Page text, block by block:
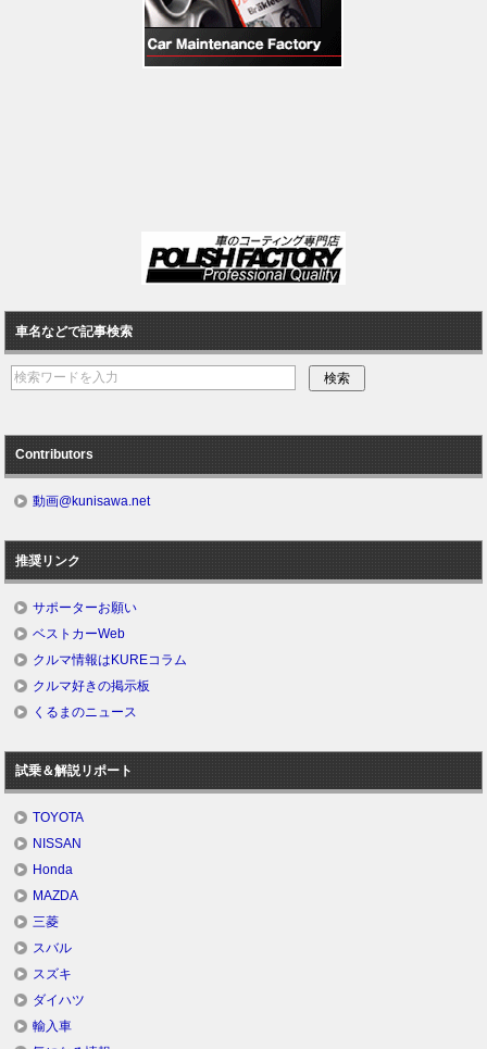
車名などで記事検索
Contributors
動画@kunisawa.net
推奨リンク
サポーターお願い
ベストカーWeb
クルマ情報はKUREコラム
クルマ好きの掲示板
くるまのニュース
試乗＆解説リポート
TOYOTA
NISSAN
Honda
MAZDA
三菱
スバル
スズキ
ダイハツ
輸入車